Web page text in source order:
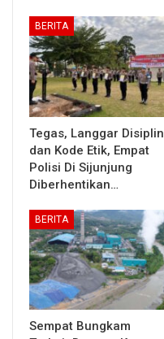
BERITA
Tegas, Langgar Disiplin
dan Kode Etik, Empat
Polisi Di Sijunjung
Diberhentikan…
BERITA
Sempat Bungkam